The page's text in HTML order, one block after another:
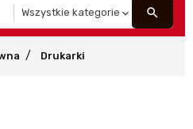
search
Drukarki